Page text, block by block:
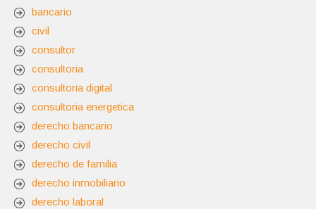
bancario
civil
consultor
consultoria
consultoria digital
consultoria energetica
derecho bancario
derecho civil
derecho de familia
derecho inmobiliario
derecho laboral